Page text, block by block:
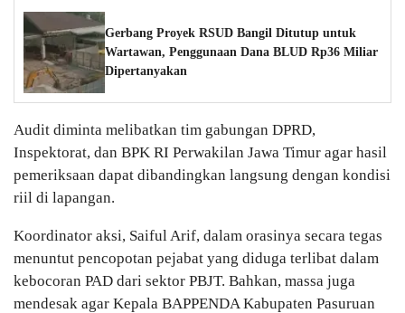
Gerbang Proyek RSUD Bangil Ditutup untuk
Wartawan, Penggunaan Dana BLUD Rp36 Miliar
Dipertanyakan
Audit diminta melibatkan tim gabungan DPRD,
Inspektorat, dan BPK RI Perwakilan Jawa Timur agar hasil
pemeriksaan dapat dibandingkan langsung dengan kondisi
riil di lapangan.
Koordinator aksi, Saiful Arif, dalam orasinya secara tegas
menuntut pencopotan pejabat yang diduga terlibat dalam
kebocoran PAD dari sektor PBJT. Bahkan, massa juga
mendesak agar Kepala BAPPENDA Kabupaten Pasuruan